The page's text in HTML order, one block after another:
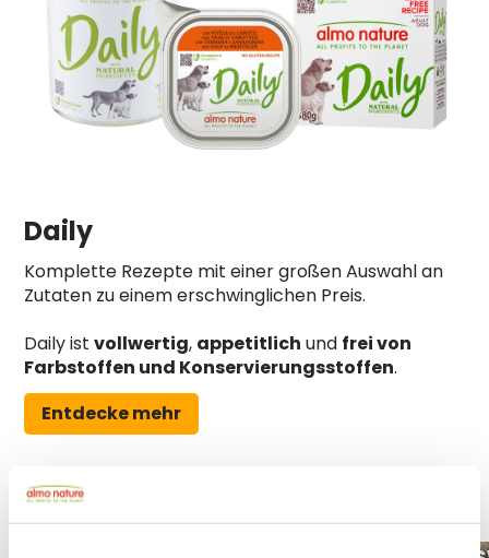
Daily
Komplette Rezepte mit einer großen Auswahl an
Zutaten zu einem erschwinglichen Preis.
Daily ist vollwertig, appetitlich und frei von
Farbstoffen und Konservierungsstoffen.
Entdecke mehr